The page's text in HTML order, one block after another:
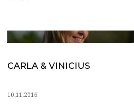
CARLA & VINICIUS
10.11.2016